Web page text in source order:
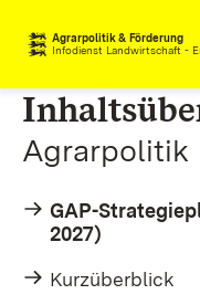
Zum Inhalt
Agrarpolitik & Förderung
Infodienst Landwirtschaft -
Agrarpolitik
GAP-
2027)
Kurzüberblick